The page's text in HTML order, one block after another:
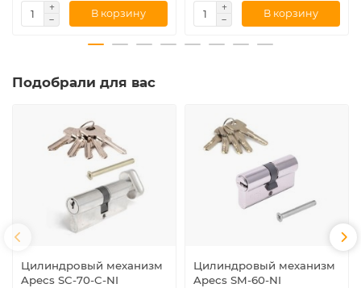
В корзину В корзину
Подобрали для вас
Цилиндровый механизм
Apecs SC-70-C-NI
Цилиндровый механизм
Apecs SM-60-NI